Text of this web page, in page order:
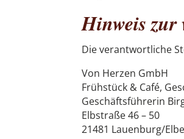
Hinweis zur
Die verantwortliche
Von Herzen GmbH
Frühstück & Café,
Geschäftsführerin
Elbstraße 46 – 50
21481 Lauenburg/Elbe